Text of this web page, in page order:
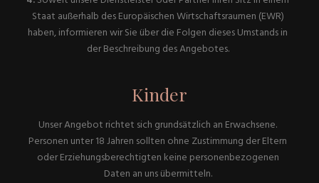
Staat außerhalb des Europäischen Wirtschaftsraumen (EWR)
haben, informieren wir Sie über die Folgen dieses Umstands in
der Beschreibung des Angebotes.
Kinder
Unser Angebot richtet sich grundsätzlich an Erwachsene.
Personen unter 18 Jahren sollten ohne Zustimmung der Eltern
oder Erziehungsberechtigten keine personenbezogenen
Daten an uns übermitteln.